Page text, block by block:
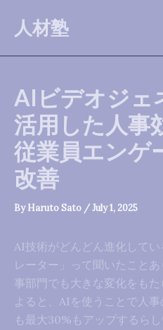
人材塾
AIビデオジェ
活用した人事
従業員エンゲ
改善
ByHaruto Sato /July 1, 2025
AI技術がどんどん進化して
レーター」って聞いたこと
事部門でも大きな変化をも
よると、AIを使うことで人
も最大30%もアップするら